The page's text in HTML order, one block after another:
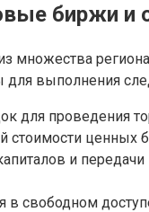
биржи и
множества
выполнения
для проведения
стоимости ценных
и
в свободном